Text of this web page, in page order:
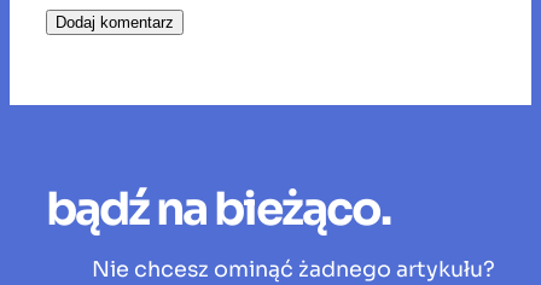
bądź na bieżąco.
Nie chcesz ominąć żadnego artykułu?